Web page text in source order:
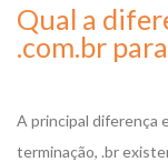
Qual a
.com.br
A principal diferença
terminação, .br